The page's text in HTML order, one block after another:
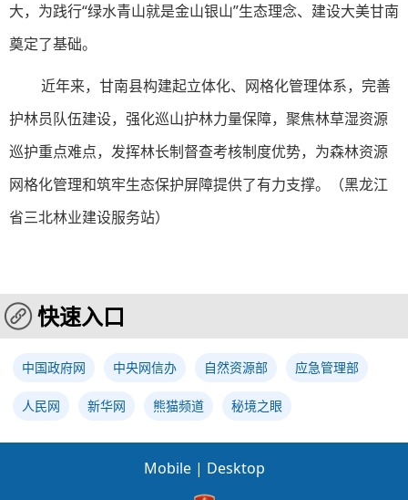
大，为践行“绿水青山就是金山银山”生态理念、建设大美甘南
奠定了基础。
近年来， 甘南县构建起立体化、网格化管理体系，完善
护林员队伍建设，强化巡山护林力量保障，聚焦林草湿资源
巡护重点难点，发挥林长制督查考核制度优势，为森林资源
网格化管理和筑牢生态保护屏障提供了有力支撑。
（黑龙江
省三北林业建设服务站）
快速入口
中国政府网 中央网信办 自然资源部 应急管理部
人民网 新华网 熊猫频道 秘境之眼
Mobile | Desktop